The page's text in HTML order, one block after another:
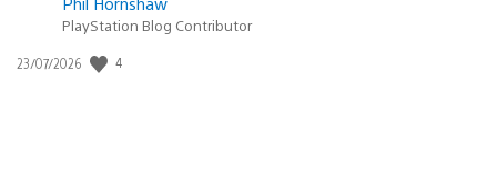
PlayStation Blog Contributor
Data
23/07/2026 4